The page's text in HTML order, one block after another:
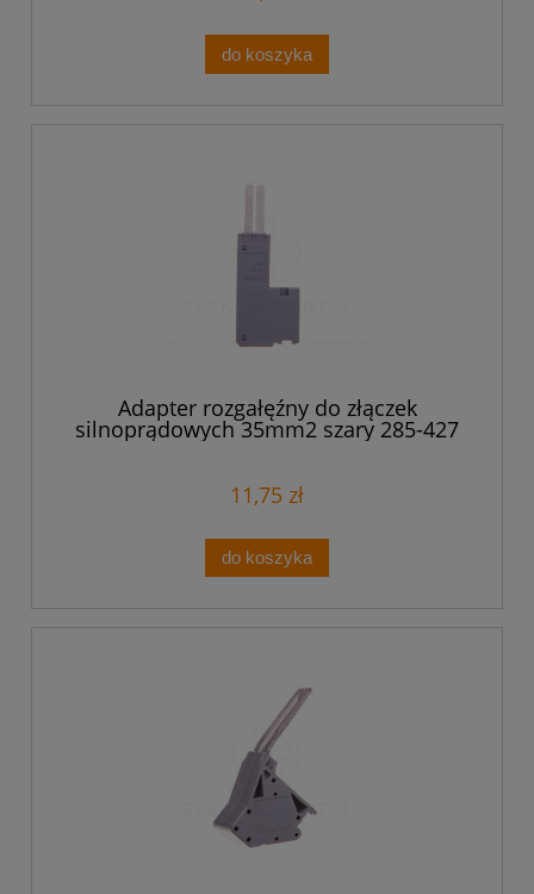
do koszyka
Adapter rozgałęźny do złączek
silnoprądowych 35mm2 szary 285-427
11,75 zł
do koszyka